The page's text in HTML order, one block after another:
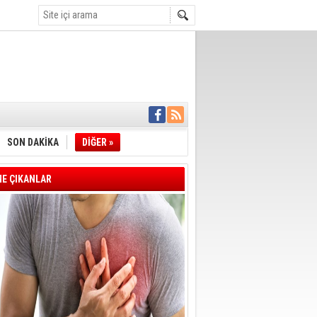
ALINACAK
TAHLİYE
DERNEĞİ
ÇİZGİMİZ
ALANA
KARARTMA
VERİLDİ
VELİ AĞBABA
SON DAKİKA DİĞER »
ÇIKANLAR